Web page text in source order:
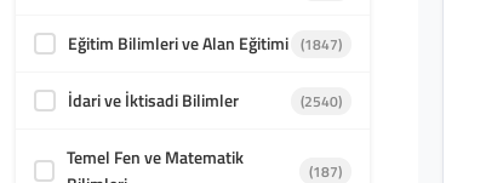
Eğitim Bilimleri ve Alan Eğitimi (1847)
İdari ve İktisadi Bilimler (2540)
Temel Fen ve Matematik
(187)